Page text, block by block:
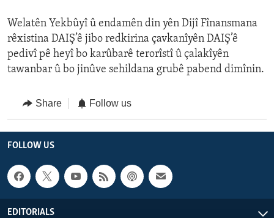
Welatên Yekbûyî û endamên din yên Dijî Fînansmana
rêxistina DAIŞ’ê jibo redkirina çavkanîyên DAIŞ’ê
pedivî pê heyî bo karûbarê terorîstî û çalakîyên
tawanbar û bo jinûve sehildana grubê pabend dimînin.
Share Follow us
FOLLOW US
EDITORIALS